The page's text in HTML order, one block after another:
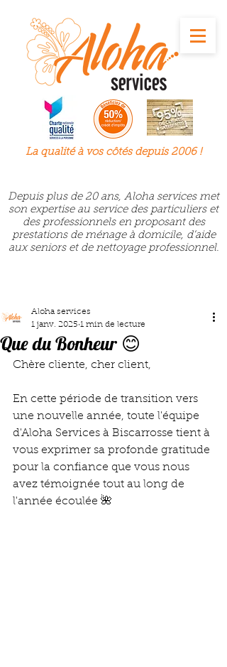
La qualité à voscôtés depuis 2006 !
Depuis plus de 20 ans, Aloha services met
son expertise au service des particuliers et
des professionnels en proposant des
prestations de ménage à domicile, d’aide
aux seniors et de nettoyage professionnel.
Que du Bonheur 😊
Aloha services
1 janv. 2025 1 min de lecture
Chère cliente, cher client,
En cette période de transition vers
une nouvelle année, toute l'équipe
d'Aloha Services à Biscarrosse tient à
vous exprimer sa profonde gratitude
pour la confiance que vous nous
avez témoignée tout au long de
l'année écoulée 🌺